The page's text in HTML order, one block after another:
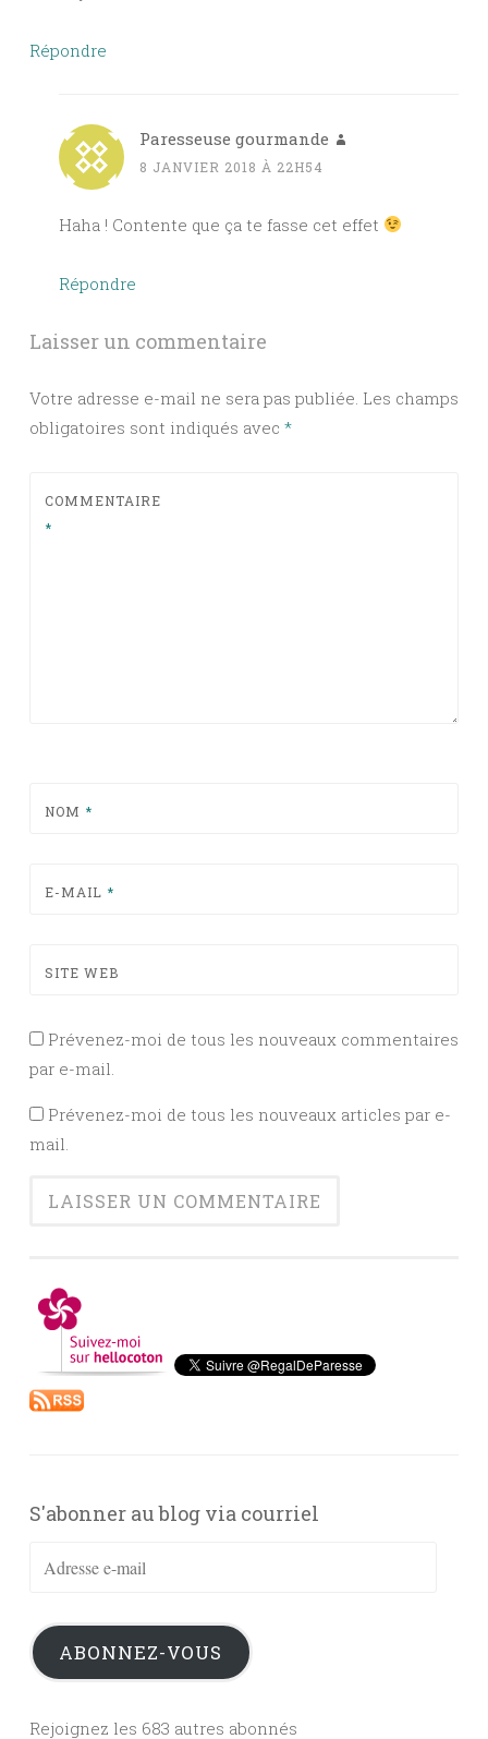
Répondre
Paresseuse gourmande
8 JANVIER 2018 À 22H54
Haha ! Contente que ça te fasse cet effet
Répondre
Laisser un commentaire
Votre adresse e-mail ne sera pas publiée. Les champs
obligatoires sont indiqués avec *
COMMENTAIRE
*
NOM *
E-MAIL *
SITE WEB
Prévenez-moi de tous les nouveaux commentaires
par e-mail.
Prévenez-moi de tous les nouveaux articles par e-
mail.
S'abonner au blog via courriel
Adresse
mail
ABONNEZ-VOUS
Rejoignez les 683 autres abonnés